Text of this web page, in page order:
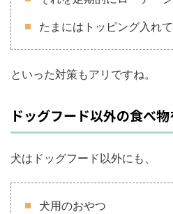
たまにはトッピング入れ
といった対策もアリですね。
ドッグフード以外の食べ
犬はドッグフード以外にも、
犬用のおやつ